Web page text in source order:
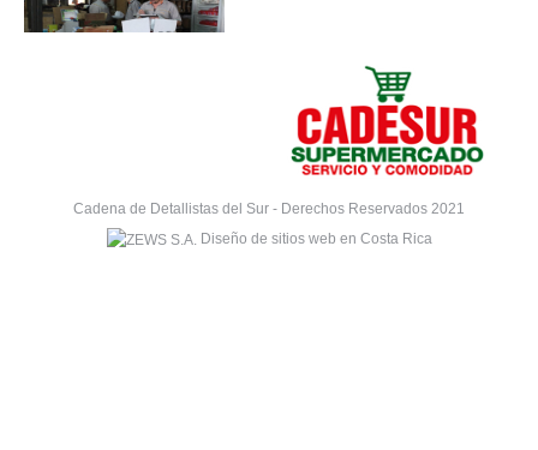
Cadena de Detallistas del Sur - Derechos Reservados 2021
Diseño de sitios web en Costa Rica